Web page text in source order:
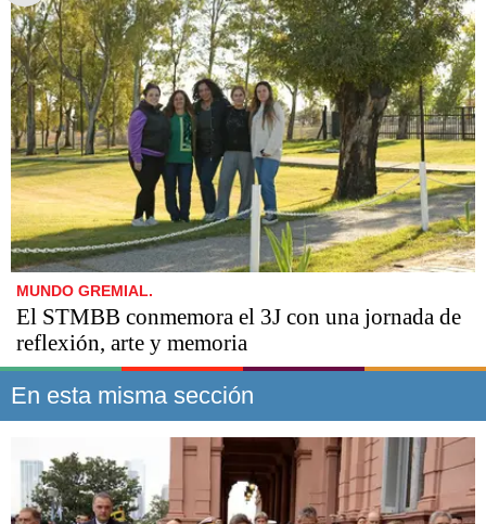
MUNDO GREMIAL.
El STMBB conmemora el 3J con una jornada de
reflexión, arte y memoria
En esta misma sección